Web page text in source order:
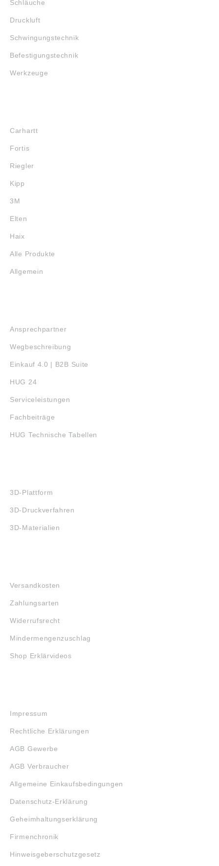
Schläuche
Druckluft
Schwingungstechnik
Befestigungstechnik
Werkzeuge
Carhartt
Fortis
Riegler
Kipp
3M
Elten
Haix
Alle Produkte
Allgemein
Ansprechpartner
Wegbeschreibung
Einkauf 4.0 | B2B Suite
HUG 24
Serviceleistungen
Fachbeiträge
HUG Technische Tabellen
3D-Plattform
3D-Druckverfahren
3D-Materialien
Versandkosten
Zahlungsarten
Widerrufsrecht
Mindermengenzuschlag
Shop Erklärvideos
Impressum
Rechtliche Erklärungen
AGB Gewerbe
AGB Verbraucher
Allgemeine Einkaufsbedingungen
Datenschutz-Erklärung
Geheimhaltungserklärung
Firmenchronik
Hinweisgeberschutzgesetz